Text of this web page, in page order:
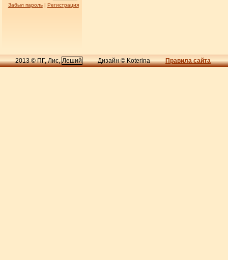
Забыл пароль| Регистрация
2013 © ПГ, Лис,Леший Дизайн © Koterina Правила сайта